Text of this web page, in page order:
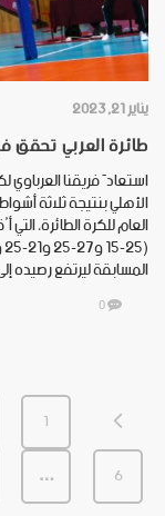
يناير 21, 2023
طائرة العربي تحقق
استعادَ فريقنا
الأهلي بنتيجة ثلاثة
العام للكرة الطائرة،
المسابقة ليرتفع رصيده إلى 3 نقاط، فيما
0
1
6
…